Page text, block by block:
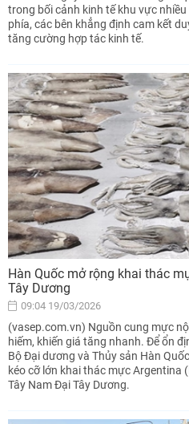
trong bối cảnh kinh tế khu vực
phía, các bên khẳng định cam kết
tăng cường hợp tác kinh tế.
Hàn Quốc mở rộng khai thác
Tây Dương
09:04 19/03/2026
(vasep.com.vn) Nguồn cung mực
hiếm, khiến giá tăng nhanh. Để ổn
Bộ Đại dương và Thủy sản Hàn
kéo cỡ lớn khai thác mực Argentina
Tây Nam Đại Tây Dương.